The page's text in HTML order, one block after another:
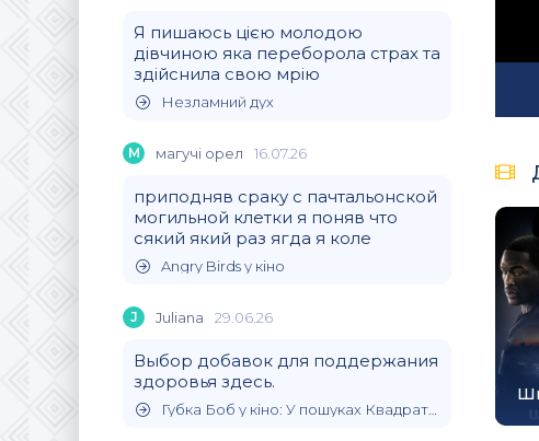
Я пишаюсь цією молодою
дівчиною яка переборола страх та
здійснила свою мрію
Незламний дух
М магучi орел 16.07.26
приподняв сраку с пачтальонской
могильной клетки я поняв что
сякий який раз ягда я коле
Angry Birds у кіно
J Juliana 29.06.26
Выбор добавок для поддержания
здоровья здесь.
Губка Боб у кіно: У пошуках Квадратних Штанів